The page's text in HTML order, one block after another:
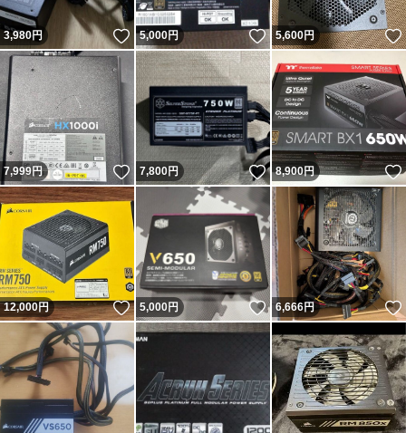
3,980円 いいね！
5,000円 いいね！
5,600円
7,999円 いいね！
7,800円 いいね！
8,900円
12,000円 いいね！
5,000円 いいね！
6,666円